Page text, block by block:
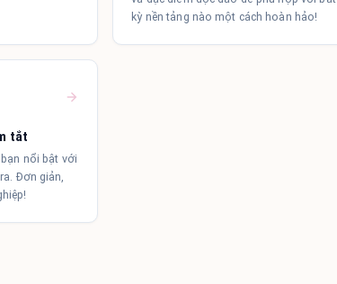
kỳ nền tảng nào một cách hoàn hảo!
tắt
nổi bật với
Đơn giản,